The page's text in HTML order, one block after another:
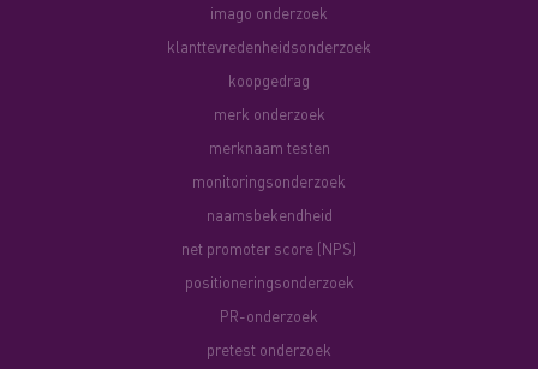
imago onderzoek
klanttevredenheidsonderzoek
koopgedrag
merk onderzoek
merknaam testen
monitoringsonderzoek
naamsbekendheid
net promoter score (NPS)
positioneringsonderzoek
PR-onderzoek
pretest onderzoek